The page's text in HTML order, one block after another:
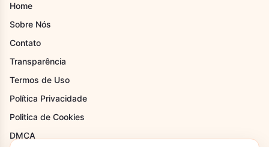
Home
Sobre Nós
Contato
Transparência
Termos de Uso
Política Privacidade
Politica de Cookies
DMCA